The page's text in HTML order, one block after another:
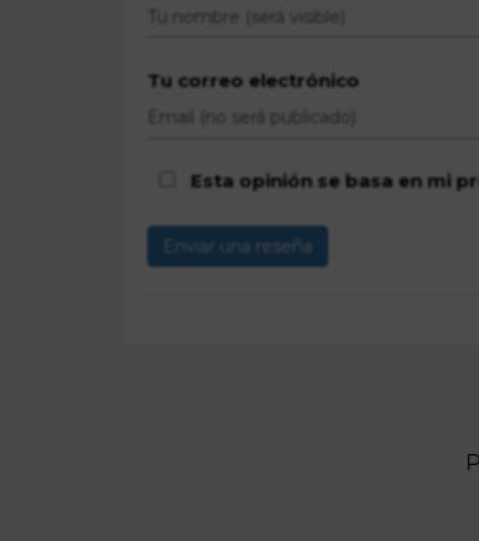
Tu correo electrónico
Esta opinión se basa en mi
Enviar una reseña